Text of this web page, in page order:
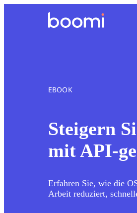
EBOOK
Steigern
mit API-
Erfahren Sie, wie die
Arbeit reduziert,